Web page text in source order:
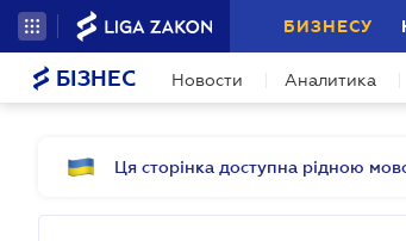
БИЗНЕСУ
БІЗНЕС Новости Аналитика
Ця сторінка доступна рідною